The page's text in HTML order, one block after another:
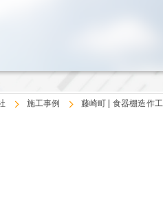
施工事例 藤崎町 | 食器棚造作